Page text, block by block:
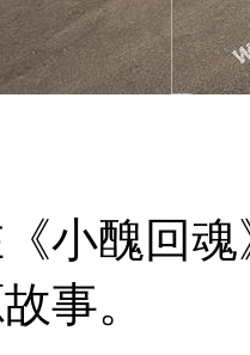
小醜回
事。